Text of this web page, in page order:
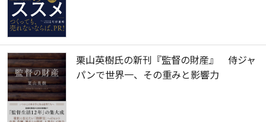
栗山英樹氏の新刊『監督の財産』 侍ジャ
パンで世界一、その重みと影響力